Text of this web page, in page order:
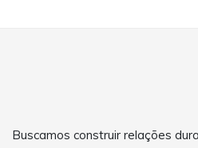
Buscamos construir relações